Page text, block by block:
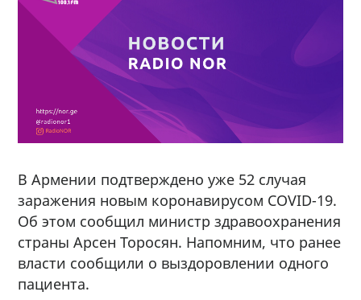
В Армении подтверждено уже 52 случая
заражения новым коронавирусом COVID-19.
Об этом сообщил министр здравоохранения
страны Арсен Торосян. Напомним, что ранее
власти сообщили о выздоровлении одного
пациента.